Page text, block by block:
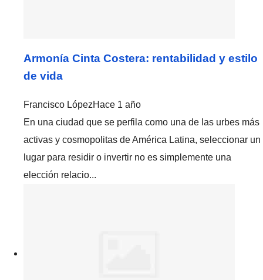
Armonía Cinta Costera: rentabilidad y estilo
de vida
Francisco LópezHace 1 año
En una ciudad que se perfila como una de las urbes más
activas y cosmopolitas de América Latina, seleccionar un
lugar para residir o invertir no es simplemente una
elección relacio...